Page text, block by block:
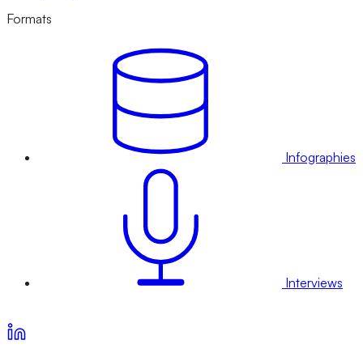
Formats
Infographies
Interviews